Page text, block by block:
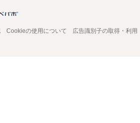
Cookieの使用について 広告識別子の取得・利用